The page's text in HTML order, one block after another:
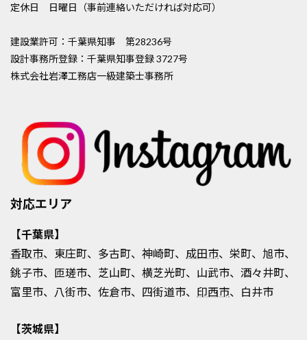
定休日 日曜日（事前連絡いただければ対応可）
建設業許可：千葉県知事 第28236号
設計事務所登録：千葉県知事登録 3727号
株式会社岩澤工務店一級建築士事務所
対応エリア
【千葉県】
香取市、東庄町、多古町、神崎町、 成田市、栄町、旭市、
銚子市、匝瑳市、芝山町、横芝光町、山武市、酒々井町、
富里市、八街市、佐倉市、四街道市、 印西市、白井市
【茨城県】